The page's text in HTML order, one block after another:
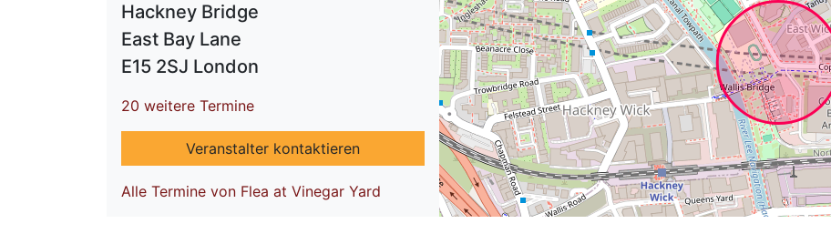
Hackney Bridge
East Bay Lane
E15 2SJ London
20 weitere Termine
Veranstalter kontaktieren
Alle Termine von Flea at Vinegar Yard